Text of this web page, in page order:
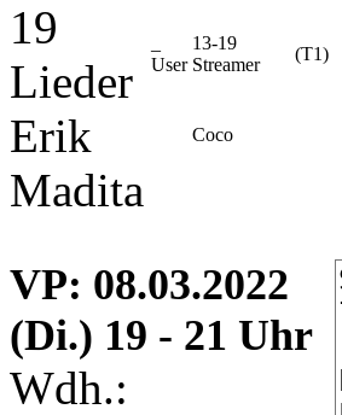
19
Lieder
User
13-19
Streamer
(T1)
Erik Coco
Madita
VP: 08.03.2022
(Di.) 19 - 21 Uhr
Wdh.: